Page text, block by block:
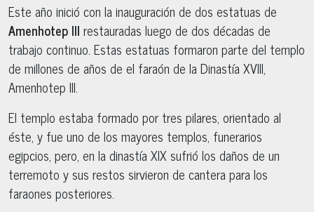
Este año inició con la inauguración de dos estatuas de
Amenhotep III restauradas luego de dos décadas de
trabajo continuo. Estas estatuas formaron parte del templo
de millones de años de el faraón de la Dinastía XVIII,
Amenhotep III.
El templo estaba formado por tres pilares, orientado al
éste, y fue uno de los mayores templos, funerarios
egipcios, pero, en la dinastía XIX sufrió los daños de un
terremoto y sus restos sirvieron de cantera para los
faraones posteriores.